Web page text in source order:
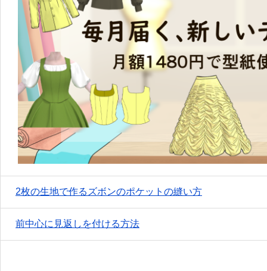
2枚の生地で作るズボンのポケットの縫い方
前中心に見返しを付ける方法